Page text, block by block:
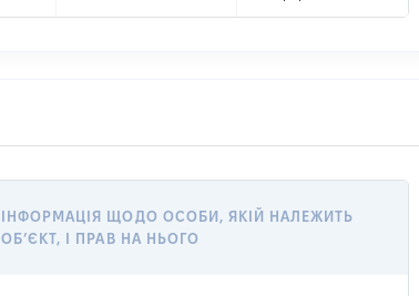
ІНФОРМАЦІЯ ЩОДО ОСОБИ, ЯКІЙ НАЛЕЖИТЬ
ОБ’ЄКТ, І ПРАВ НА НЬОГО